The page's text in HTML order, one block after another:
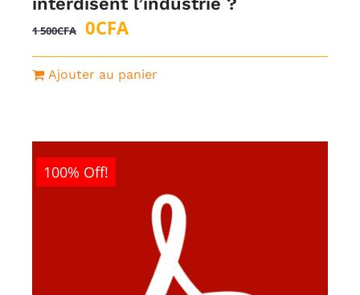
1 500CFA
Le
prix
initial
500CFA.
0CFALe
prix
actuel
Ajouter au panier
100% Off!